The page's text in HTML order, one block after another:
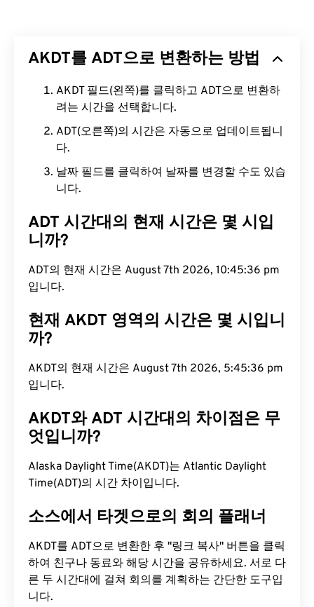
AKDT를 ADT으로 변환하는 방법
AKDT 필드(왼쪽)를 클릭하고 ADT으로 변환하
려는 시간을 선택합니다.
ADT(오른쪽)의 시간은 자동으로 업데이트됩니
다.
날짜 필드를 클릭하여 날짜를 변경할 수도 있습
니다.
ADT 시간대의 현재 시간은 몇 시입
니까?
ADT의 현재 시간은 August 7th 2026, 10:45:37 pm
입니다.
현재 AKDT 영역의 시간은 몇 시입니
까?
AKDT의 현재 시간은 August 7th 2026, 5:45:37 pm
입니다.
AKDT와 ADT 시간대의 차이점은 무
엇입니까?
Alaska Daylight Time(AKDT)는 Atlantic Daylight
Time(ADT)의 시간 차이입니다.
소스에서 타겟으로의 회의 플래너
AKDT를 ADT으로 변환한 후 "링크 복사" 버튼을 클릭
하여 친구나 동료와 해당 시간을 공유하세요. 서로 다
른 두 시간대에 걸쳐 회의를 계획하는 간단한 도구입
니다.